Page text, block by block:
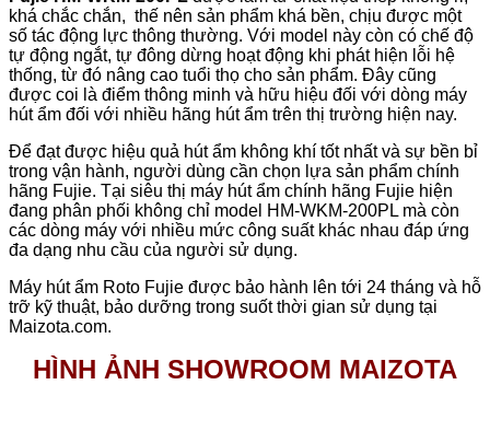
khá chắc chắn, thế nên sản phẩm khá bền, chịu được một
số tác động lực thông thường. Với model này còn có chế độ
tự động ngắt, tự đông dừng hoạt động khi phát hiện lỗi hệ
thống, từ đó nâng cao tuổi thọ cho sản phẩm. Đây cũng
được coi là điểm thông minh và hữu hiệu đối với dòng máy
hút ẩm đối với nhiều hãng hút ẩm trên thị trường hiện nay.
Để đạt được hiệu quả hút ẩm không khí tốt nhất và sự bền bỉ
trong vận hành, người dùng cần chọn lựa sản phẩm chính
hãng Fujie. Tại siêu thị máy hút ẩm chính hãng Fujie hiện
đang phân phối không chỉ model HM-WKM-200PL mà còn
các dòng máy với nhiều mức công suất khác nhau đáp ứng
đa dạng nhu cầu của người sử dụng.
Máy hút ẩm Roto Fujie được bảo hành lên tới 24 tháng và hỗ
trỡ kỹ thuật, bảo dưỡng trong suốt thời gian sử dụng tại
Maizota.com.
HÌNH ẢNH SHOWROOM MAIZOTA